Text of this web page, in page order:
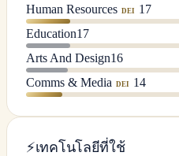
Human Resources DEI
17
Education17
Arts And Design16
Comms & Media DEI 14
⚡เทคโนโลยีที่ใช้